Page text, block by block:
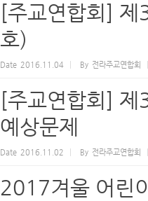
[주교연합회] 제
호)
Date 2016.11.04 By 전라주교연합회
[주교연합회] 제
예상문제
Date 2016.11.02 By 전라주교연합회
2017겨울 어린